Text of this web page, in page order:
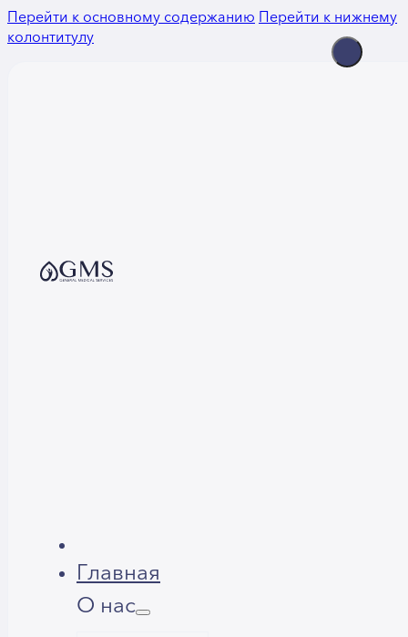
Перейти к основному содержаниюПерейти к нижнему
колонтитулу
Главная
О нас